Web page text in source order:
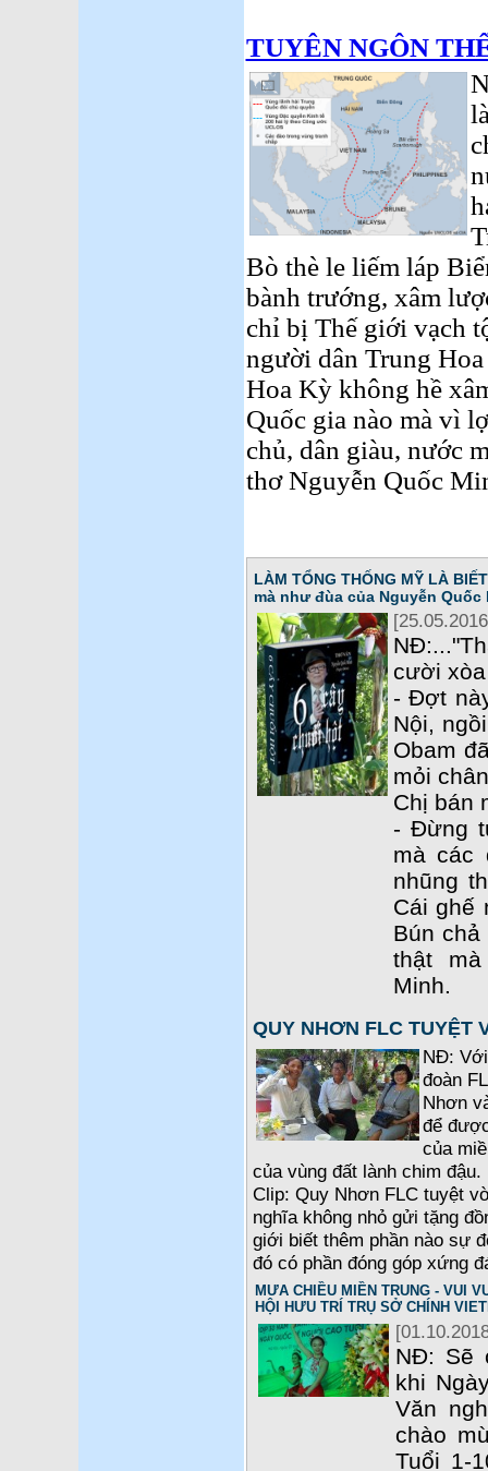
TUYÊN NGÔN
Bò thè le liếm láp
bành trướng, xâm
chỉ bị Thế giới vạch
người dân Trung
Hoa Kỳ không hề
Quốc gia nào mà vì
chủ, dân giàu, nước
thơ Nguyễn Quốc
LÀM TỔNG THỐNG MỸ LÀ
mà như đùa của Nguyễn Quốc
cười
- Đợt
Nội,
Obam
mỏi
Chị bán
- Đừng
mà các
nhũng
Cái ghế
Bún
thật
Minh.
QUY NHƠN FLC TUYỆT
NĐ:
đoàn
Nhơn
để
của
của vùng đất lành chim
Clip: Quy Nhơn FLC tuyệt
nghĩa không nhỏ gửi tặng
giới biết thêm phần nào sự
đó có phần đóng góp xứng
MƯA CHIỀU MIỀN TRUNG - VUI
HỘI HƯU TRÍ TRỤ SỞ CHÍNH
NĐ: Sẽ
khi
Văn
chào
Tuổi 1-